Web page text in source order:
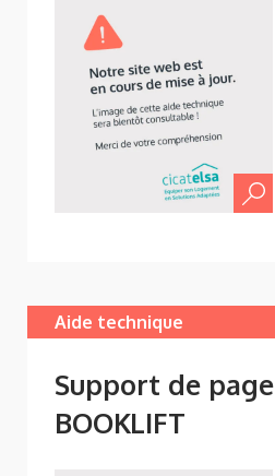
Aide technique
Support de page
BOOKLIFT